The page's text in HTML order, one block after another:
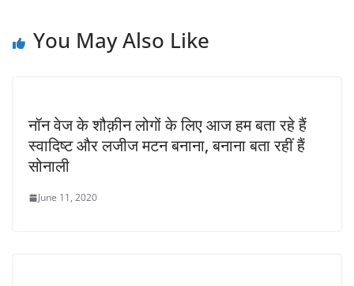
You May Also Like
नॉन वेज के शौक़ीन लोगों के लिए आज हम बता रहे हैं
स्वादिष्ट और लजीज मटन बनाना, बनाना बता रहीं हैं
सोनाली
June 11, 2020